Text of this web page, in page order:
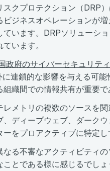
スクプロテクション（DRP
ジネスオペレーションが増
ています。DRPソリューシ
います。
政府のサイバーセキュリテ
連鎖的な影響を与える可
織間での情報共有が重要で
レメトリの複数のソースを
、ディープウェブ、ダーク
をプロアクティブに特定し
なる不審なアクティビティ
ことである様に感じるでし